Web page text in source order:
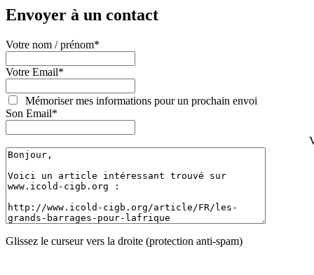
Envoyer à un contact
Votre nom / prénom*
Votre Email*
Mémoriser mes informations pour un prochain envoi
Son Email*
Glissez le curseur vers la droite (protection anti-spam)